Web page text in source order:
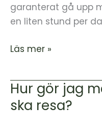
garanterat gå upp
en liten stund per
Läs mer »
Hur gör jag
ska resa?
Hur
gör